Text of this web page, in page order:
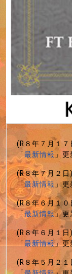
(R８年７月１
「最新情報」更
(R８年７月２
「最新情報」更
(R８年６月１０
「最新情報」更
(R８年６月１日)
「最新情報」更
(R８年５月２１